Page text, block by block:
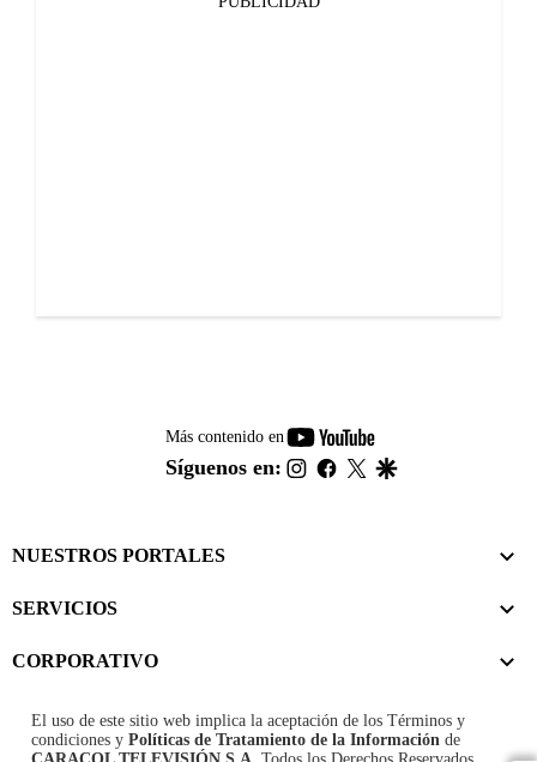
Más contenido en
youtube-
footer
Síguenos en: instagram
facebook
twitter
NUESTROS PORTALES
SERVICIOS
CORPORATIVO
El uso de este sitio web implica la aceptación de los Términos y
condiciones y Políticas de Tratamiento de la Información de